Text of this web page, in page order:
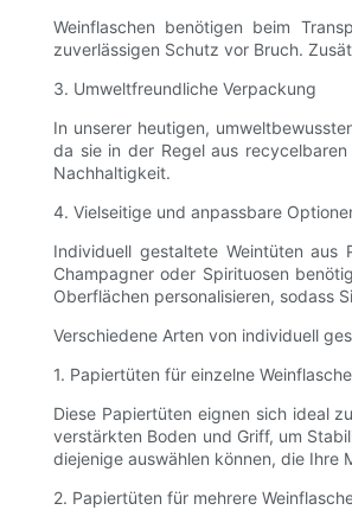
Weinflaschen benötigen beim
zuverlässigen Schutz vor Bruch.
3. Umweltfreundliche Verpackung
In unserer heutigen,
da sie in der Regel aus
Nachhaltigkeit.
4. Vielseitige und anpassbare
Individuell gestaltete Weintüten
Champagner oder Spirituosen
Oberflächen personalisieren, sodass
Verschiedene Arten von individuell
1. Papiertüten für einzelne
Diese Papiertüten eignen sich ideal
verstärkten Boden und Griff, um
diejenige auswählen können, die Ihre
2. Papiertüten für mehrere